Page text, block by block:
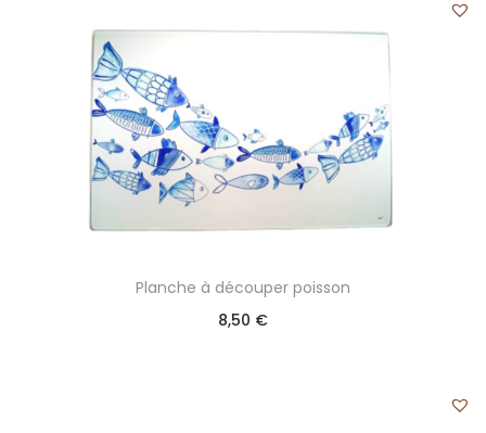
Planche à découper poisson
8,50 €